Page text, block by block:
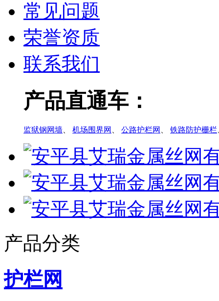
常见问题
荣誉资质
联系我们
产品直通车：
监狱钢网墙 机场围界网 公路护栏网 铁路防护栅栏
产品分类
护栏网